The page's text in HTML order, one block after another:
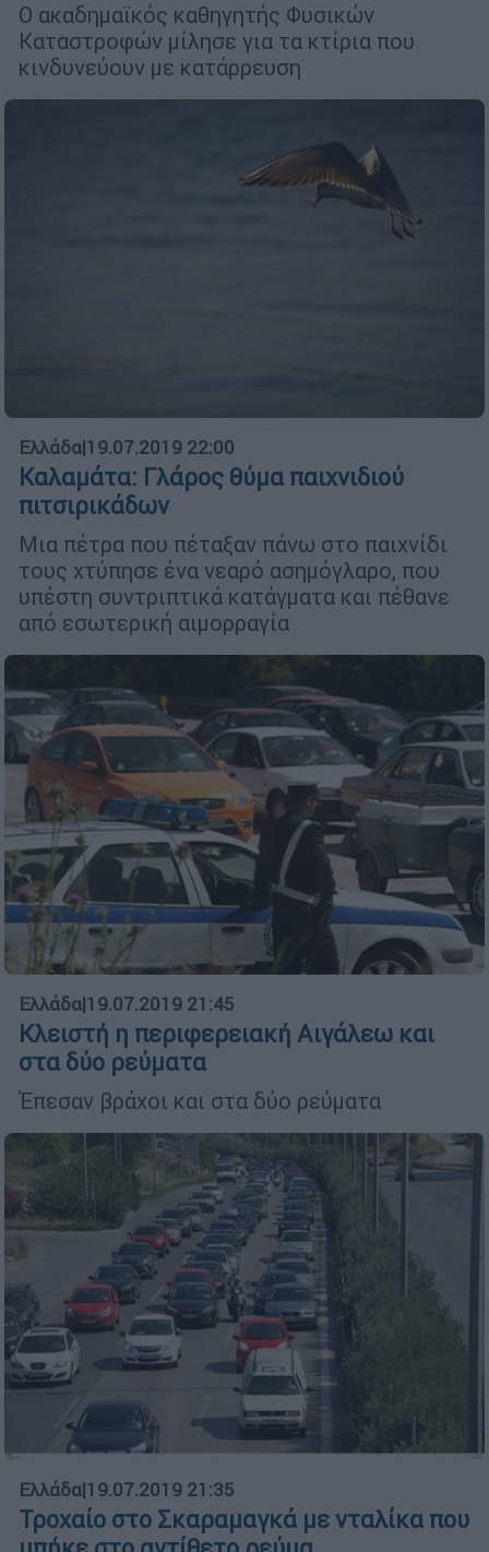
Ο ακαδημαϊκός καθηγητής Φυσικών
Καταστροφών μίλησε για τα κτίρια που
κινδυνεύουν με κατάρρευση
Ελλάδα|19.07.2019 22:00
Καλαμάτα: Γλάρος θύμα παιχνιδιού
πιτσιρικάδων
Μια πέτρα που πέταξαν πάνω στο παιχνίδι
τους χτύπησε ένα νεαρό ασημόγλαρο, που
υπέστη συντριπτικά κατάγματα και πέθανε
από εσωτερική αιμορραγία
Ελλάδα|19.07.2019 21:45
Κλειστή η περιφερειακή Αιγάλεω και
στα δύο ρεύματα
Έπεσαν βράχοι και στα δύο ρεύματα
Ελλάδα|19.07.2019 21:35
Τροχαίο στο Σκαραμαγκά με νταλίκα που